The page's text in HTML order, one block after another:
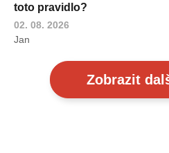
toto pravidlo?
02. 08. 2026
Jan
Zobrazit